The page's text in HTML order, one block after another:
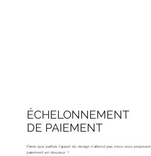
ÉCHELONNEMENT
DE PAIEMENT
Parce que parfois, l'appel du design n'attend pas, nous vous
paiement en douceur !